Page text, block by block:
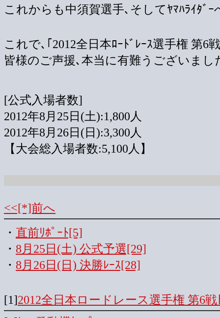
これからも中須賀選手､そしてﾔﾏﾊﾗｲﾀﾞ
これで､｢2012全日本ﾛｰﾄﾞﾚｰｽ選手権 第6
皆様のご声援､本当に有難うございまし
[公式入場者数]
2012年8月25日(土):1,800人
2012年8月26日(日):3,300人
【大会総入場者数:5,100人】
<<[*]前へ
・ 直前ﾘﾎﾟｰﾄ[5]
・ 8月25日(土) 公式予選[29]
・ 8月26日(日) 決勝ﾚｰｽ[28]
[1]2012全日本ロードレース選手権 第6戦